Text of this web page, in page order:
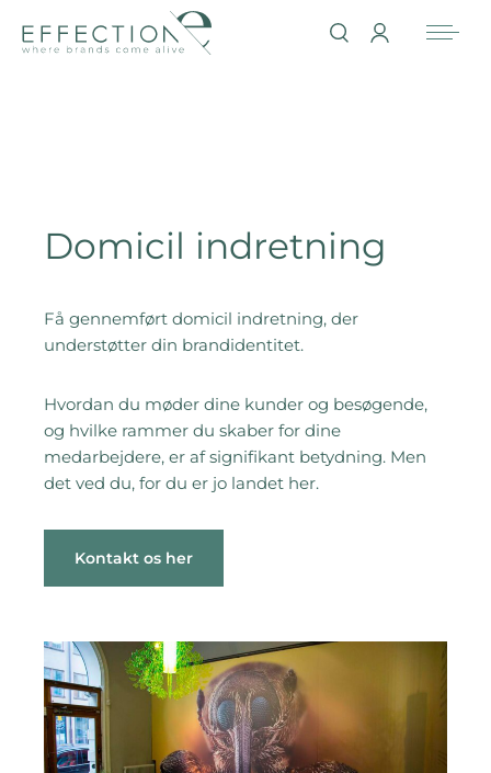
Domicil indretning
Få gennemført domicil indretning, der
understøtter din brandidentitet.
Hvordan du møder dine kunder og besøgende,
og hvilke rammer du skaber for dine
medarbejdere, er af signifikant betydning. Men
det ved du, for du er jo landet her.
Kontakt os her